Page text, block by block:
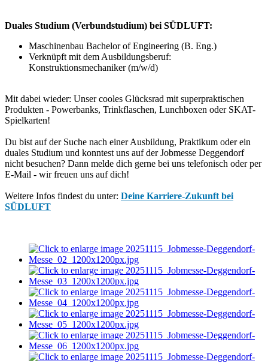
Duales Studium (Verbundstudium) bei SÜDLUFT:
Maschinenbau Bachelor of Engineering (B. Eng.)
Verknüpft mit dem Ausbildungsberuf:
Konstruktionsmechaniker (m/w/d)
Mit dabei wieder: Unser cooles Glücksrad mit superpraktischen
Produkten - Powerbanks, Trinkflaschen, Lunchboxen oder SKAT-
Spielkarten!
Du bist auf der Suche nach einer Ausbildung, Praktikum oder ein
duales Studium und konntest uns auf der Jobmesse Deggendorf
nicht besuchen? Dann melde dich gerne bei uns telefonisch oder per
E-Mail - wir freuen uns auf dich!
Weitere Infos findest du unter: Deine Karriere-Zukunft bei
SÜDLUFT